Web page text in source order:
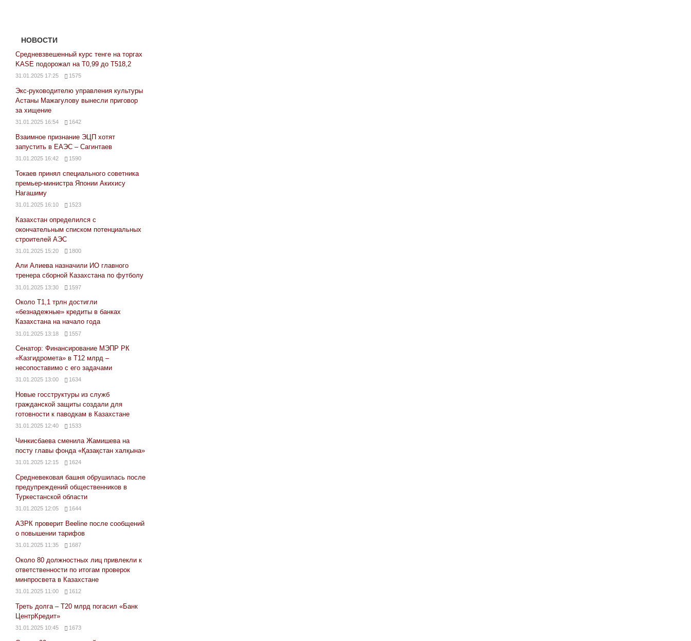
НОВОСТИ
Средневзвешенный курс тенге на торгах
KASE подорожал на Т0,99 до Т518,2
31.01.2025 17:25 1575
Экс-руководителю управления культуры
Астаны Мажагулову вынесли приговор
за хищение
31.01.2025 16:54 1642
Взаимное признание ЭЦП хотят
запустить в ЕАЭС – Сагинтаев
31.01.2025 16:42 1590
Токаев принял специального советника
премьер-министра Японии Акихису
Нагашиму
31.01.2025 16:10 1523
Казахстан определился с
окончательным списком потенциальных
строителей АЭС
31.01.2025 15:20 1800
Али Алиева назначили ИО главного
тренера сборной Казахстана по футболу
31.01.2025 13:30 1597
Около Т1,1 трлн достигли
«безнадежные» кредиты в банках
Казахстана на начало года
31.01.2025 13:18 1557
Сенатор: Финансирование МЭПР РК
«Казгидромета» в Т12 млрд –
несопоставимо с его задачами
31.01.2025 13:00 1634
Новые госструктуры из служб
гражданской защиты создали для
готовности к паводкам в Казахстане
31.01.2025 12:40 1533
Чинкисбаева сменила Жамишева на
посту главы фонда «Қазақстан халқына»
31.01.2025 12:15 1624
Средневековая башня обрушилась после
предупреждений общественников в
Туркестанской области
31.01.2025 12:05 1644
АЗРК проверит Beeline после сообщений
о повышении тарифов
31.01.2025 11:35 1687
Около 80 должностных лиц привлекли к
ответственности по итогам проверок
минпросвета в Казахстане
31.01.2025 11:00 1612
Треть долга – Т20 млрд погасил «Банк
ЦентрКредит»
31.01.2025 10:45 1673